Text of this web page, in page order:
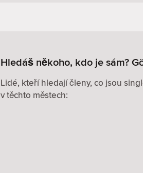
Hledáš někoho, kdo je sám?
Lidé, kteří hledají členy, co jsou
v těchto městech: